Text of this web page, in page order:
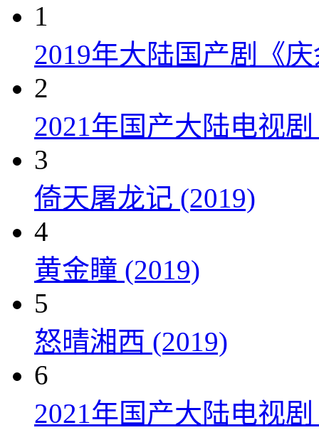
1
2019年大陆国产剧《
2
2021年国产大陆电视
3
倚天屠龙记 (2019)
4
黄金瞳 (2019)
5
怒晴湘西 (2019)
6
2021年国产大陆电视